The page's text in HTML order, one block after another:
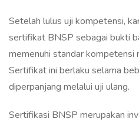
Setelah lulus uji kompetensi,
sertifikat BNSP sebagai bukti
memenuhi standar kompetensi
Sertifikat ini berlaku selama
diperpanjang melalui uji ulang.
Sertifikasi BNSP merupakan